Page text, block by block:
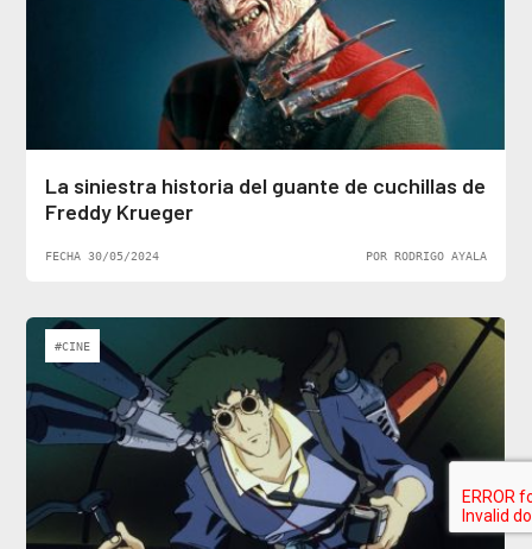
La siniestra historia del guante de cuchillas de
Freddy Krueger
FECHA 30/05/2024 POR RODRIGO AYALA
#CINE